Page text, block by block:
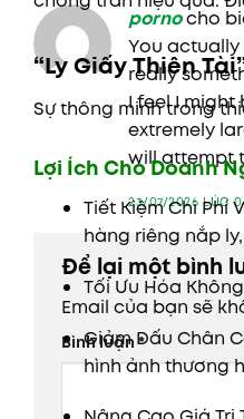
“Ly Giấy Thiên
Sự thông minh trong
Lợi Ích Cho Doanh
Tiết Kiệm Chi Phí
hàng riêng nắp
Tối Ưu Hóa
Giảm Dấu Chân
hình ảnh thương
pornocho
You
really
I feel I might
extremely
will attempt
23/07/2026 LÚC
Để lại một bình
Email của bạn sẽ
Bình luận*